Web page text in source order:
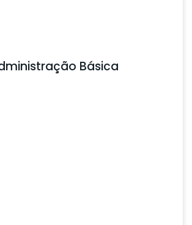
Básica